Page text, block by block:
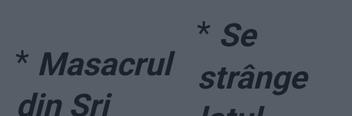
* Masacrul
din Sri
* Se
strânge